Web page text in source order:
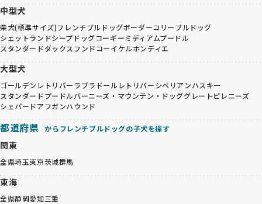
中型犬
柴犬(標準サイズ)フレンチブルドッグボーダーコリーブルドッグ
シェットランドシープドッグコーギーミディアムプードル
スタンダードダックスフンドコーイケルホンディエ
大型犬
ゴールデンレトリバー ラブラドールレトリバーシベリアンハスキー
スタンダードプードルバーニーズ・マウンテン・ドッググレートピレニーズ
シェパードアフガンハウンド
都道府県 からフレンチブルドッグの子犬を探す
関東
全県埼玉東京茨城群馬
東海
全県静岡愛知三重